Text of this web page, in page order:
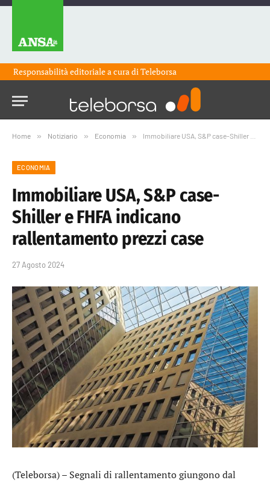
Responsabilità editoriale a cura diTeleborsa
Home » Notiziario » Economia » Immobiliare USA, S&P case-Shiller e FHFA indicano rallentamento prezzi case
ECONOMIA
Immobiliare USA, S&P case-
Shiller e FHFA indicano
rallentamento prezzi case
27 Agosto 2024
(Teleborsa) – Segnali di rallentamento giungono dal